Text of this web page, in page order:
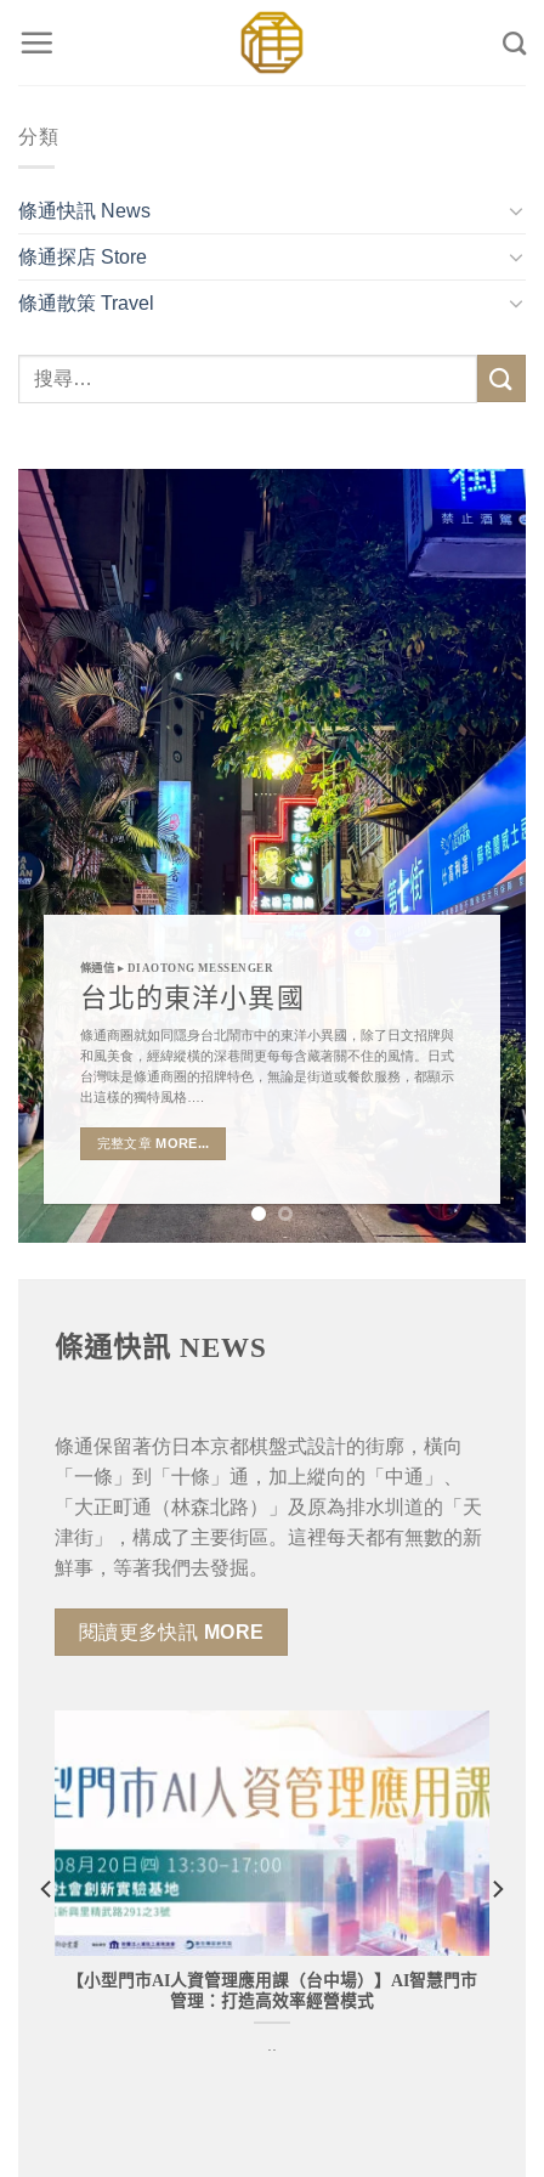
條通信 ▸ DIAOTONG MESSENGER
台北的東洋小異國
條通商圈就如同隱身台北鬧市中的東洋小異國，除了日文招牌與
和風美食，經緯縱橫的深巷間更每每含藏著關不住的風情。 日式
台灣味是條通商圈的招牌特色，無論是街道或餐飲服務，都顯示
出這樣的獨特風格….
完整文章 MORE...
條通快訊 NEWS
條通保留著仿日本京都棋盤式設計的街廓，橫向
「一條」到「十條」通，加上縱向的「中通」、
「大正町通（林森北路）」及原為排水圳道的「天
津街」，構成了主要街區。這裡每天都有無數的新
鮮事，等著我們去發掘。
閱讀更多快訊 MORE
【小型門市AI人資管理應用課（台中場）】AI智慧門市
管理：打造高效率經營模式
分類
條通快訊 News
條通探店 Store
條通散策 Travel